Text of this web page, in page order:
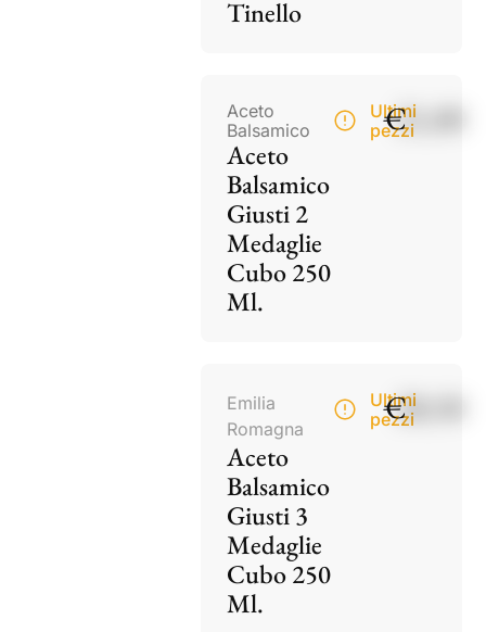
Tinello
Aceto
Balsamico
Aceto
Balsamico
Giusti 2
Medaglie
Cubo 250
Ml.
Ultimi
pezzi
€21,00
Emilia
Romagna
Aceto
Balsamico
Giusti 3
Medaglie
Cubo 250
Ml.
Ultimi
pezzi
€28,50